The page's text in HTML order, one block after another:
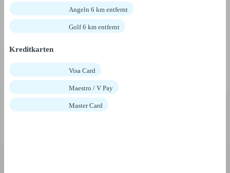
Angeln 6 km entfernt
Golf 6 km entfernt
Kreditkarten
Visa Card
Maestro / V Pay
Master Card